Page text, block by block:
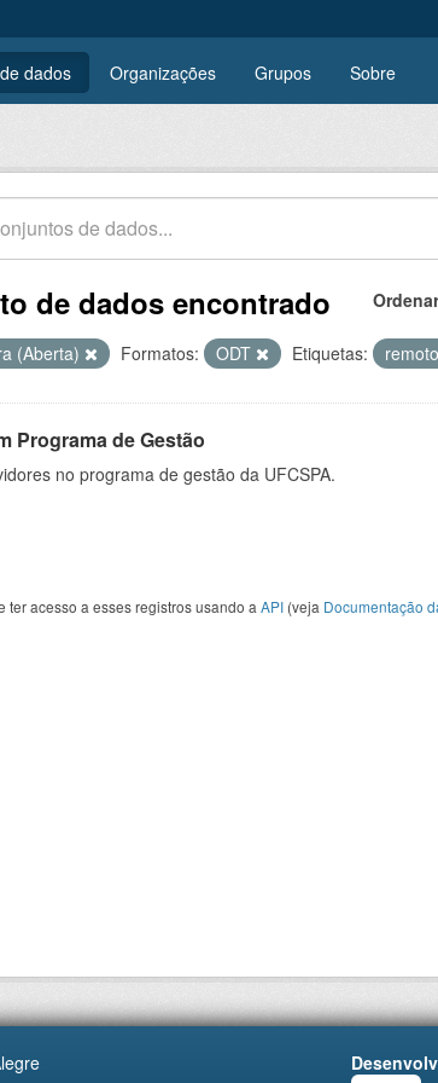
dados Organizações Grupos Sobre
de dados encontrado
(Aberta) Formatos: ODT Etiquetas: remoto
Programa de Gestão
no programa de gestão da UFCSPA.
ter acesso a esses registros usando a API (veja Documentação